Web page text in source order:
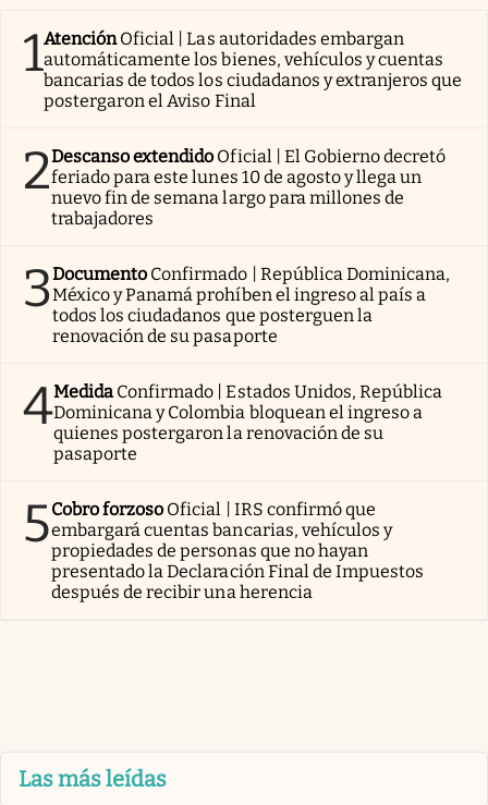
1AtenciónOficial | Las autoridades embargan
automáticamente los bienes, vehículos y cuentas
bancarias de todos los ciudadanos y extranjeros que
postergaron el Aviso Final
2Descanso extendido Oficial | El Gobierno decretó
feriado para este lunes 10 de agosto y llega un
nuevo fin de semana largo para millones de
trabajadores
3Documento Confirmado | República Dominicana,
México y Panamá prohíben el ingreso al país a
todos los ciudadanos que posterguen la
renovación de su pasaporte
4Medida Confirmado | Estados Unidos, República
Dominicana y Colombia bloquean el ingreso a
quienes postergaron la renovación de su
pasaporte
5Cobro forzoso Oficial | IRS confirmó que
embargará cuentas bancarias, vehículos y
propiedades de personas que no hayan
presentado la Declaración Final de Impuestos
después de recibir una herencia
Las más leídas